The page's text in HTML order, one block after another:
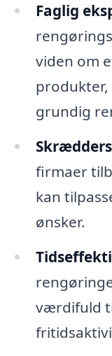
Faglig
viden om
produkter,
grundig
firmaer
kan
ønsker.
værdifuld